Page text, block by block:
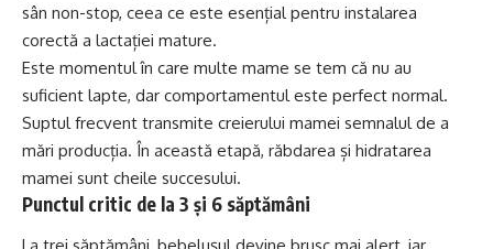
sân non-stop, ceea ce este esențial pentru instalarea
corectă a lactației mature.
Este momentul în care multe mame se tem că nu au
suficient lapte, dar comportamentul este perfect normal.
Suptul frecvent transmite creierului mamei semnalul de a
mări producția. În această etapă, răbdarea și hidratarea
mamei sunt cheile succesului.
Punctul critic de la 3 și 6 săptămâni